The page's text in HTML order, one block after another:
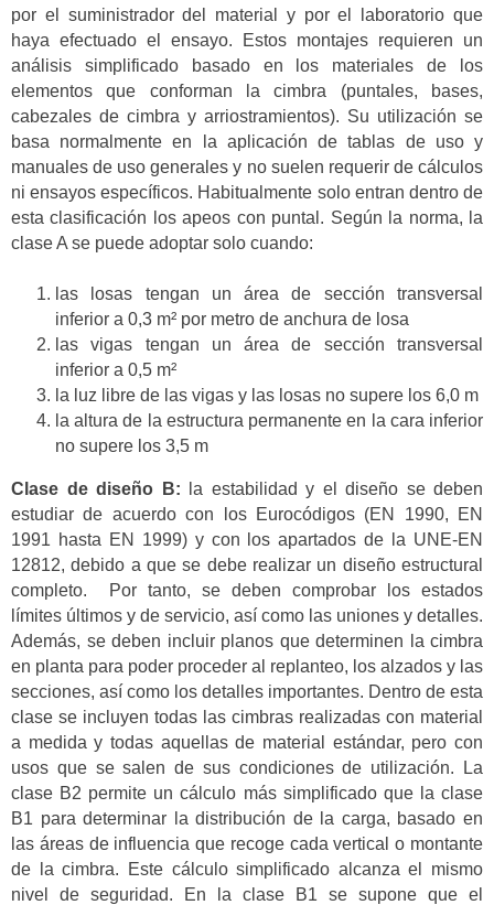
por el suministrador del material y por el laboratorio que
haya efectuado el ensayo. Estos montajes requieren un
análisis simplificado basado en los materiales de los
elementos que conforman la cimbra (puntales, bases,
cabezales de cimbra y arriostramientos). Su utilización se
basa normalmente en la aplicación de tablas de uso y
manuales de uso generales y no suelen requerir de cálculos
ni ensayos específicos. Habitualmente solo entran dentro de
esta clasificación los apeos con puntal. Según la norma, la
clase A se puede adoptar solo cuando:
las losas tengan un área de sección transversal
inferior a 0,3 m² por metro de anchura de losa
las vigas tengan un área de sección transversal
inferior a 0,5 m²
la luz libre de las vigas y las losas no supere los 6,0 m
la altura de la estructura permanente en la cara inferior
no supere los 3,5 m
Clase de diseño B: la estabilidad y el diseño se deben
estudiar de acuerdo con los Eurocódigos (EN 1990, EN
1991 hasta EN 1999) y con los apartados de la UNE-EN
12812, debido a que se debe realizar un diseño estructural
completo. Por tanto, se deben comprobar los estados
límites últimos y de servicio, así como las uniones y detalles.
Además, se deben incluir planos que determinen la cimbra
en planta para poder proceder al replanteo, los alzados y las
secciones, así como los detalles importantes. Dentro de esta
clase se incluyen todas las cimbras realizadas con material
a medida y todas aquellas de material estándar, pero con
usos que se salen de sus condiciones de utilización. La
clase B2 permite un cálculo más simplificado que la clase
B1 para determinar la distribución de la carga, basado en
las áreas de influencia que recoge cada vertical o montante
de la cimbra. Este cálculo simplificado alcanza el mismo
nivel de seguridad. En la clase B1 se supone que el